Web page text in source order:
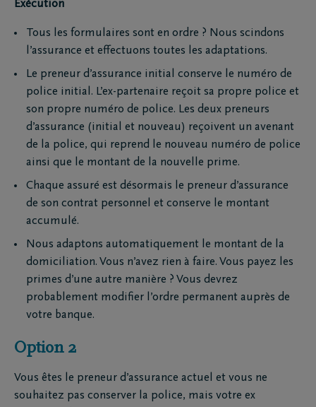
Exécution
Tous les formulaires sont en ordre ? Nous scindons
l’assurance et effectuons toutes les adaptations.
Le preneur d’assurance initial conserve le numéro de
police initial. L’ex-partenaire reçoit sa propre police et
son propre numéro de police. Les deux preneurs
d’assurance (initial et nouveau) reçoivent un avenant
de la police, qui reprend le nouveau numéro de police
ainsi que le montant de la nouvelle prime.
Chaque assuré est désormais le preneur d’assurance
de son contrat personnel et conserve le montant
accumulé.
Nous adaptons automatiquement le montant de la
domiciliation. Vous n’avez rien à faire. Vous payez les
primes d’une autre manière ? Vous devrez
probablement modifier l’ordre permanent auprès de
votre banque.
Option 2
Vous êtes le preneur d’assurance actuel et vous ne
souhaitez pas conserver la police, mais votre ex